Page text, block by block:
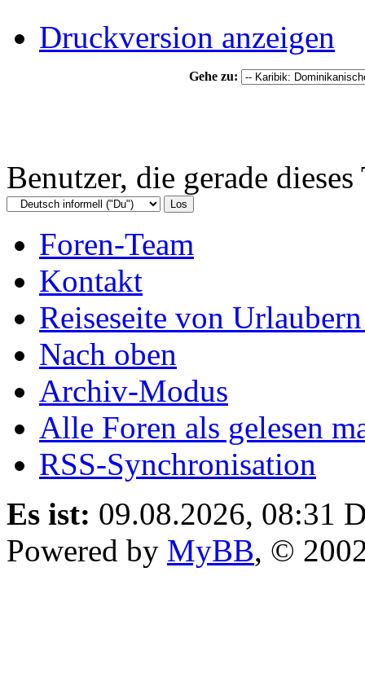
Druckversion anzeigen
Gehe zu:
Benutzer, die gerade
Foren-Team
Kontakt
Reiseseite von
Nach oben
Archiv-Modus
Alle Foren als gelesen
RSS-Synchronisation
Es ist: 09.08.2026, 08:31
Powered by MyBB, ©